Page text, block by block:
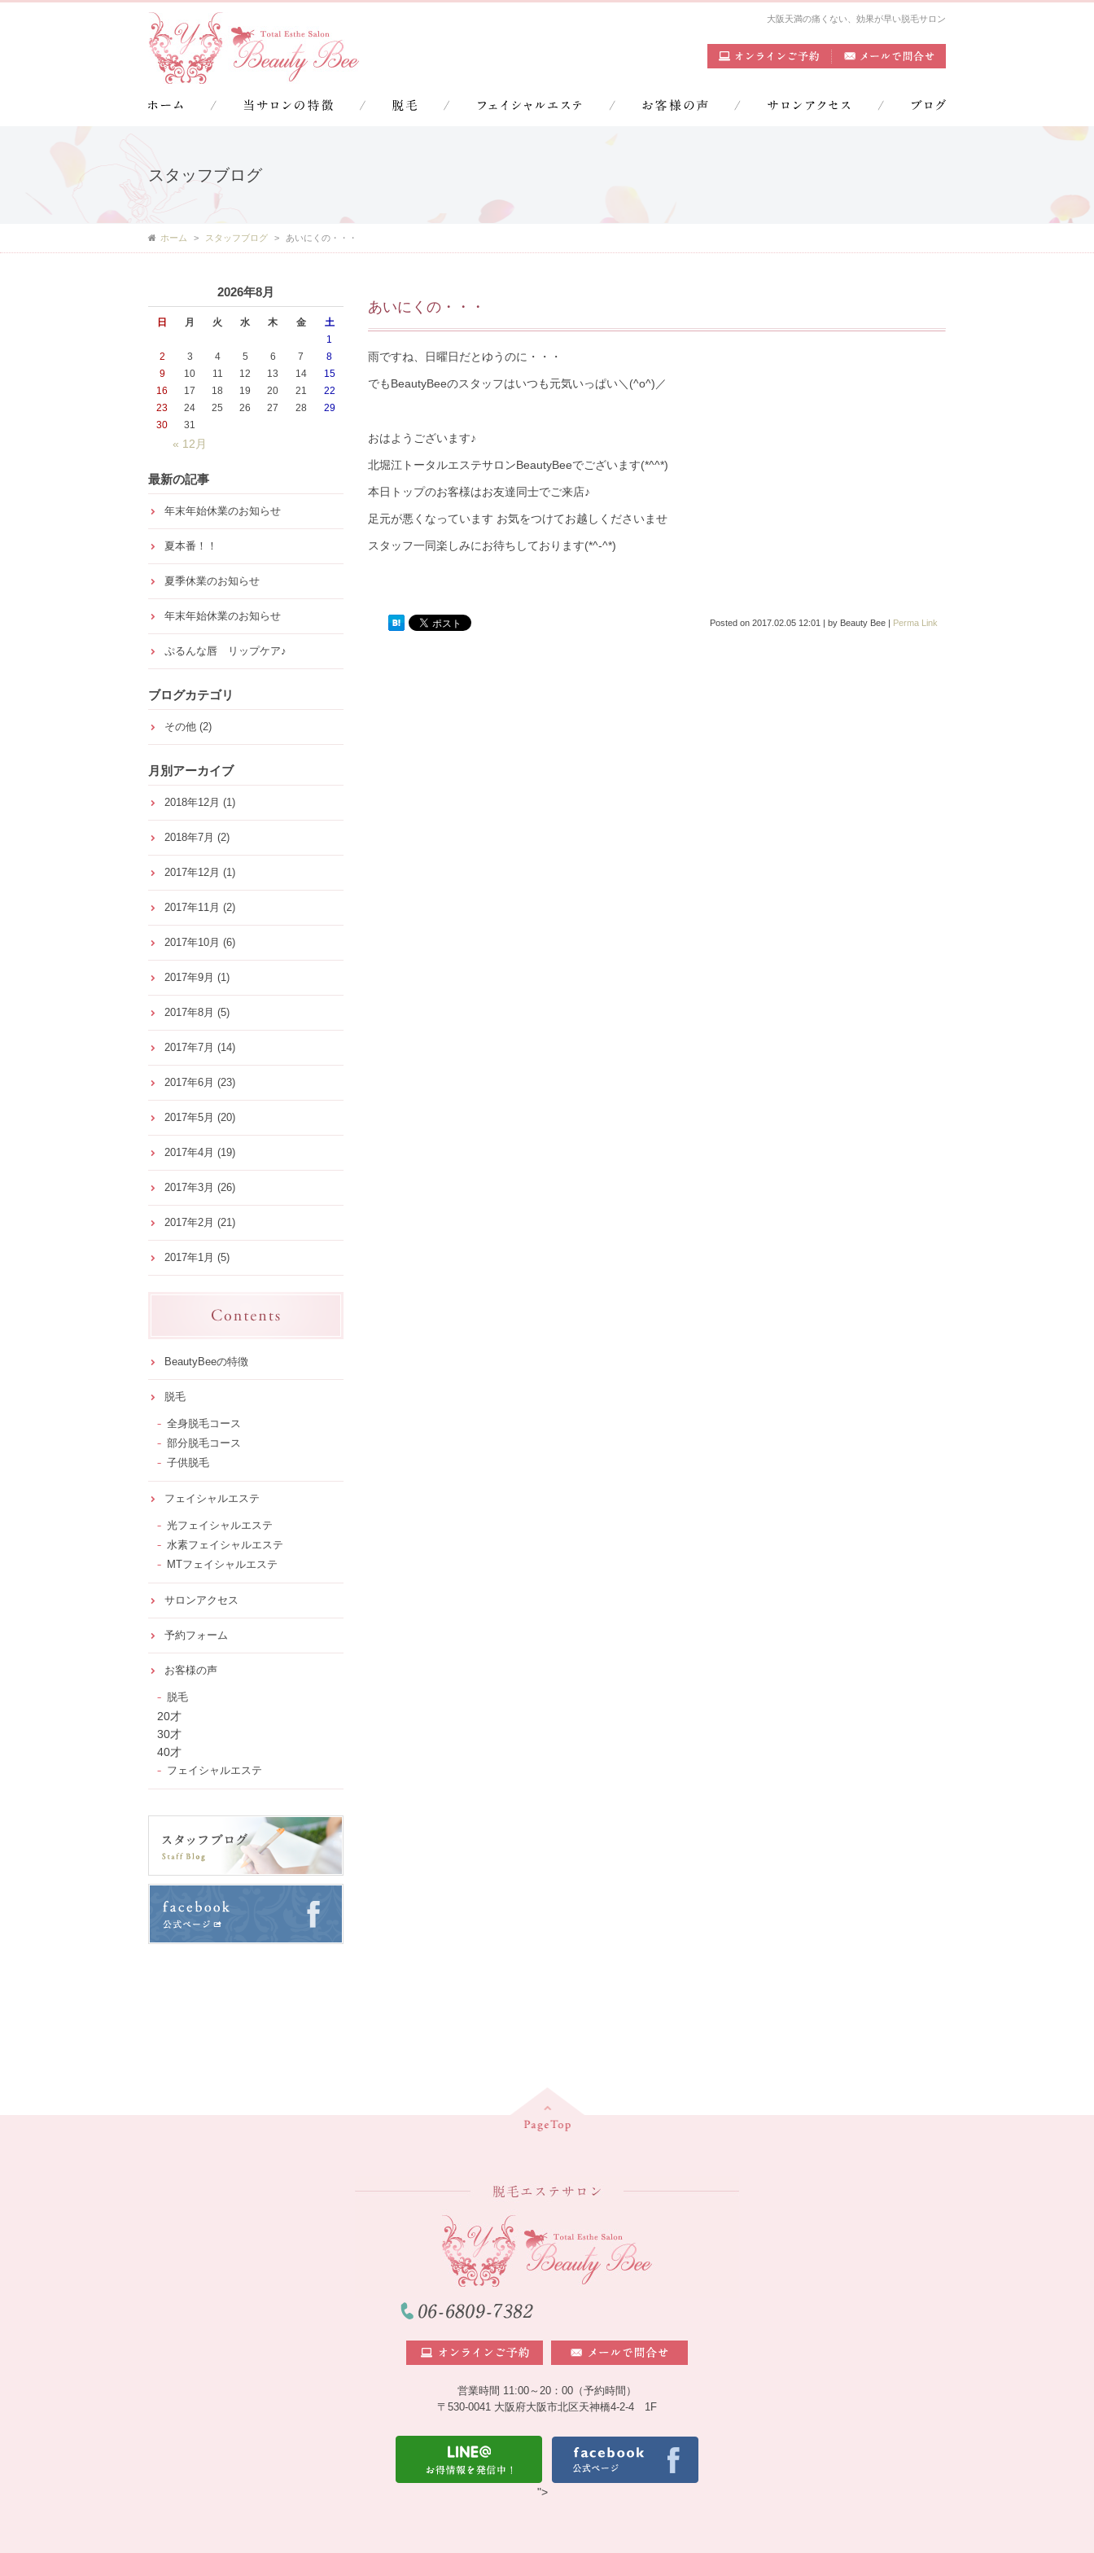
大阪天満の痛くない、効果が早い脱毛サロン
スタッフブログ
ホーム スタッフブログ あいにくの・・・
あいにくの・・・
雨ですね、日曜日だとゆうのに・・・
でもBeautyBeeのスタッフはいつも元気いっぱい＼(^o^)／
おはようございます♪
北堀江トータルエステサロンBeautyBeeでございます(*^^*)
本日トップのお客様はお友達同士でご来店♪
足元が悪くなっています お気をつけてお越しくださいませ
スタッフ一同楽しみにお待ちしております(*^-^*)
Posted on 2017.02.05 12:01 | by Beauty Bee | Perma Link
2026年8月
日 月 火 水 木 金 土
« 12月
1
2
3 4 5 6 7
8
9
10 11 12 13 14
15
16
17 18 19 20 21
22
23
24 25 26 27 28
29
30
31
最新の記事
年末年始休業のお知らせ
夏本番！！
夏季休業のお知らせ
年末年始休業のお知らせ
ぷるんな唇 リップケア♪
ブログカテゴリ
その他 (2)
月別アーカイブ
2018年12月 (1)
2018年7月 (2)
2017年12月 (1)
2017年11月 (2)
2017年10月 (6)
2017年9月 (1)
2017年8月 (5)
2017年7月 (14)
2017年6月 (23)
2017年5月 (20)
2017年4月 (19)
2017年3月 (26)
2017年2月 (21)
2017年1月 (5)
BeautyBeeの特徴
脱毛
全身脱毛コース
部分脱毛コース
子供脱毛
フェイシャルエステ
光フェイシャルエステ
水素フェイシャルエステ
MTフェイシャルエステ
サロンアクセス
予約フォーム
お客様の声
脱毛
20才
30才
40才
フェイシャルエステ
営業時間 11:00～20：00（予約時間）
〒530-0041 大阪府大阪市北区天神橋4-2-4 1F
">